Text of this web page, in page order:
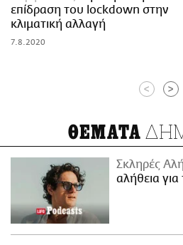
επίδραση του lockdown στην
κλιματική αλλαγή
7.8.2020
< >
ΘΕΜΑΤΑ
Σκληρές
αλήθεια